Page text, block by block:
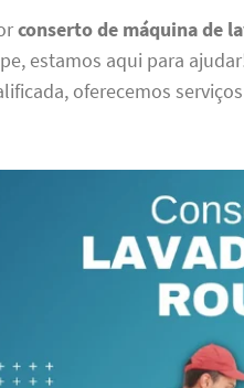
conserto de máquina de
estamos aqui para
oferecemos